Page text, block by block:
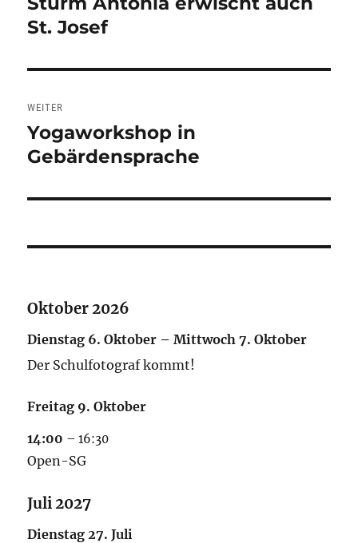
Beitrag:
St. Josef
WEITER
Nächster
Beitrag:
Yogaworkshop in
Gebärdensprache
Oktober 2026
Dienstag 6. Oktober –Mittwoch 7. Oktober
Der Schulfotograf kommt!
Freitag 9. Oktober
14:00 – 16:30
Open-SG
Juli 2027
Dienstag 27. Juli